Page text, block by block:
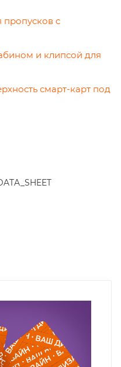
с
и клипсой для
смарт-карт под